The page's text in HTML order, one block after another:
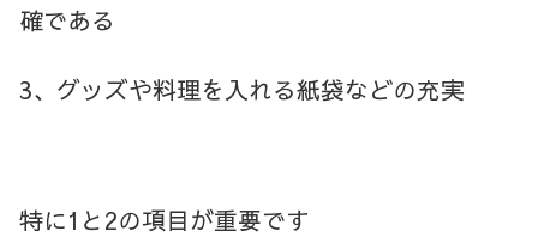
確である
3、グッズや料理を入れる紙袋などの充実
特に1と2の項目が重要です